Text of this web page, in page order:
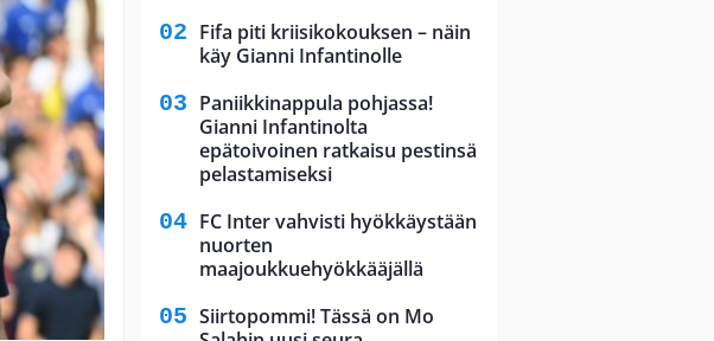
Fifa piti kriisikokouksen – näin
käy Gianni Infantinolle
Paniikkinappula pohjassa!
Gianni Infantinolta
epätoivoinen ratkaisu pestinsä
pelastamiseksi
FC Inter vahvisti hyökkäystään
nuorten
maajoukkuehyökkääjällä
Siirtopommi! Tässä on Mo